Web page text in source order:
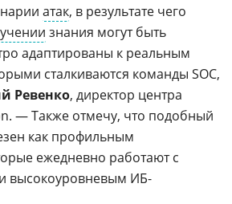
атак, в результате чего
знания могут быть
адаптированы к реальным
сталкиваются команды SOC,
Ревенко, директор центра
— Также отмечу, что подобный
как профильным
ежедневно работают с
высокоуровневым ИБ-